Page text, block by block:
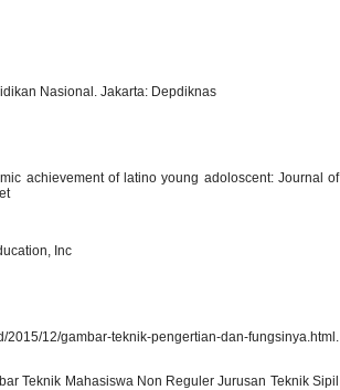
Nasional. Jakarta: Depdiknas
achievement of latino young adoloscent: Journal of
Inc
12/gambar-teknik-pengertian-dan-fungsinya.html.
Teknik Mahasiswa Non Reguler Jurusan Teknik Sipil